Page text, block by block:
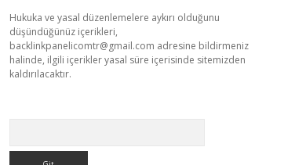
Hukuka ve yasal düzenlemelere aykırı olduğunu
düşündüğünüz içerikleri,
backlinkpanelicomtr@gmail.com adresine bildirmeniz
halinde, ilgili içerikler yasal süre içerisinde sitemizden
kaldırılacaktır.